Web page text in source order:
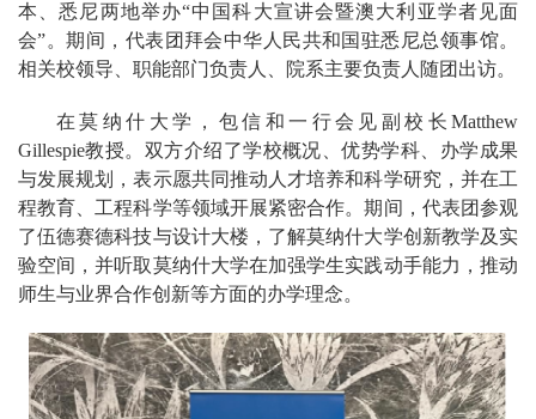
本、悉尼两地举办“中国科大宣讲会暨澳大利亚学者见面
会”。期间，代表团拜会中华人民共和国驻悉尼总领事馆。
相关校领导、职能部门负责人、院系主要负责人随团出访。
在莫纳什大学，包信和一行会见 副校长Matthew
Gillespie教授。双方介绍了学校概况、优势学科、办学成果
与发展规划，表示愿共同推动人才培养和科学研究，并在工
程教育、工程科学等领域开展紧密合作。期间，代表团参观
了伍德赛德科技与设计大楼，了解莫纳什大学创新教学及实
验空间，并听取莫纳什大学在加强学生实践动手能力，推动
师生与业界合作创新等方面的办学理念。